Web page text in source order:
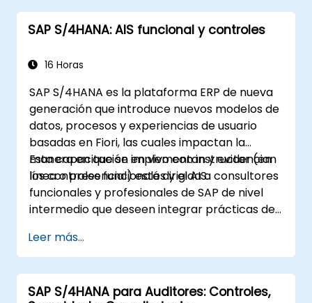
SAP S/4HANA: AIS funcional y controles
16 Horas
SAP S/4HANA es la plataforma ERP de nueva
generación que introduce nuevos modelos de
datos, procesos y experiencias de usuario
basadas en Fiori, las cuales impactan la
manera en que se implementan y evidencian
los controles funcionales y el AIS.
Esta capacitación en vivo con instructor (en
línea o presencial) está dirigida a consultores
funcionales y profesionales de SAP de nivel
intermedio que deseen integrar prácticas de
FI/MM/SD/BP, diseñar y probar controles, y
generar evidencia lista para auditorías.
Leer más...
SAP S/4HANA para Auditores: Controles,